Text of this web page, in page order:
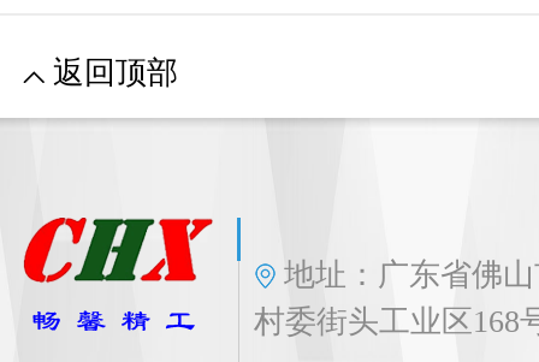
返回顶部
地址：广东省佛
村委街头工业区168